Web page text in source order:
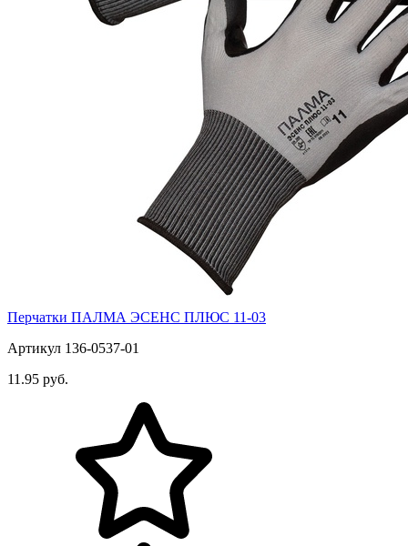
Перчатки ПАЛМА ЭСЕНС ПЛЮС 11-03
Артикул 136-0537-01
11.95 руб.